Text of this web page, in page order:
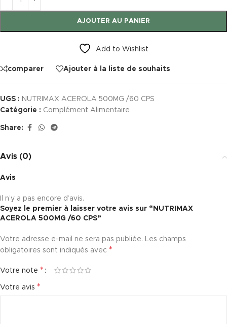
AJOUTER AU PANIER
Add to Wishlist
comparer Ajouter à la liste de souhaits
UGS : NUTRIMAX ACEROLA 500MG /60 CPS
Catégorie : Complément Alimentaire
Share:
Avis (0)
Avis
Il n’y a pas encore d’avis.
Soyez le premier à laisser votre avis sur “NUTRIMAX
ACEROLA 500MG /60 CPS”
Votre adresse e-mail ne sera pas publiée. Les champs
obligatoires sont indiqués avec *
Votre note *
Votre avis *